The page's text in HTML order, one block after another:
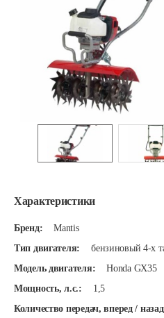
Характеристики
Бренд:
Mantis
Тип двигателя:
бензиновый 4-х
Модель двигателя:
Honda GX35
Мощность, л.с.:
1,5
Количество передач, вперед /